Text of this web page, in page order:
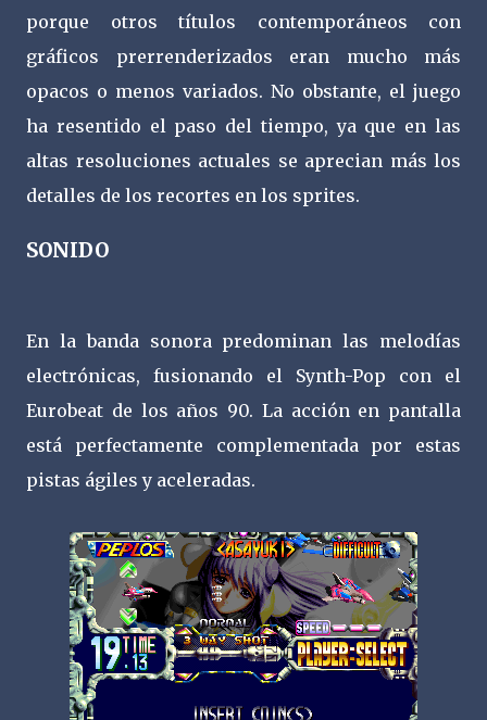
porque otros títulos contemporáneos con
gráficos prerrenderizados eran mucho más
opacos o menos variados. No obstante, el juego
ha resentido el paso del tiempo, ya que en las
altas resoluciones actuales se aprecian más los
detalles de los recortes en los sprites.
SONIDO
En la banda sonora predominan las melodías
electrónicas, fusionando el Synth-Pop con el
Eurobeat de los años 90. La acción en pantalla
está perfectamente complementada por estas
pistas ágiles y aceleradas.